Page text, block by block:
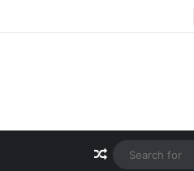
Random Article